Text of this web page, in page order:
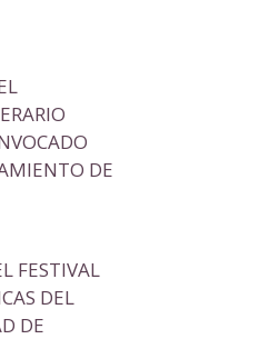
DE
FESTIVAL
DEL
DE